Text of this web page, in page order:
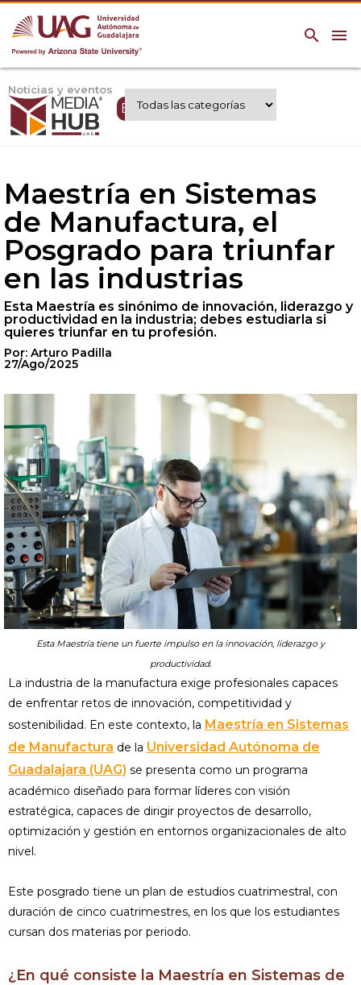
menu
search
Noticias y eventos
Expertos UAG
Maestría en Sistemas
de Manufactura, el
Posgrado para triunfar
en las industrias
Esta Maestría es sinónimo de innovación, liderazgo y
productividad en la industria; debes estudiarla si
quieres triunfar en tu profesión.
Por: Arturo Padilla
27/Ago/2025
Esta Maestría tiene un fuerte impulso en la innovación, liderazgo y
productividad.
La industria de la manufactura exige profesionales capaces
de enfrentar retos de innovación, competitividad y
sostenibilidad. En este contexto, la Maestría en Sistemas
de Manufactura de la Universidad Autónoma de
Guadalajara (UAG) se presenta como un programa
académico diseñado para formar líderes con visión
estratégica, capaces de dirigir proyectos de desarrollo,
optimización y gestión en entornos organizacionales de alto
nivel.
Este posgrado tiene un plan de estudios cuatrimestral, con
duración de cinco cuatrimestres, en los que los estudiantes
cursan dos materias por periodo.
¿En qué consiste la Maestría en Sistemas de